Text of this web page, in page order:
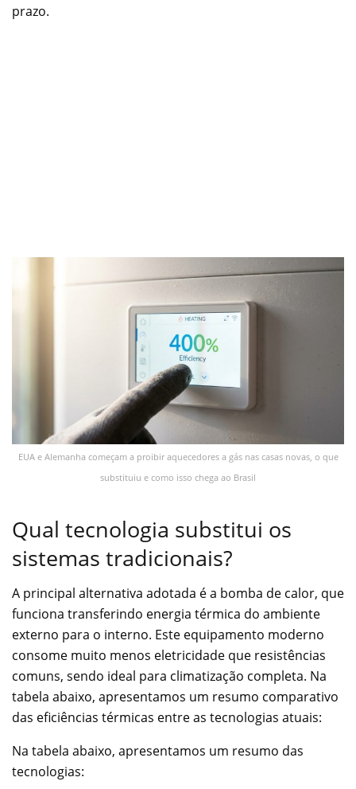
prazo.
EUA e Alemanha começam a proibir aquecedores a gás nas casas novas, o que
substituiu e como isso chega ao Brasil
Qual tecnologia substitui os
sistemas tradicionais?
A principal alternativa adotada é a bomba de calor, que
funciona transferindo energia térmica do ambiente
externo para o interno. Este equipamento moderno
consome muito menos eletricidade que resistências
comuns, sendo ideal para climatização completa. Na
tabela abaixo, apresentamos um resumo comparativo
das eficiências térmicas entre as tecnologias atuais:
Na tabela abaixo, apresentamos um resumo das
tecnologias: